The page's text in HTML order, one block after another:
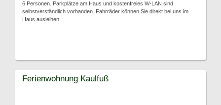
6 Personen. Parkplätze am Haus und kostenfreies W-LAN sind
selbstverständlich vorhanden. Fahrräder können Sie direkt bei uns im
Haus ausleihen.
Ferienwohnung Kaulfuß